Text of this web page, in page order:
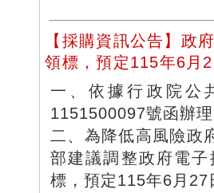
【採購資訊公告】政
領標，預定115年6月
一、依據行政院公
1151500097號函辦理
二、為降低高風險政
部建議調整政府電
標，預定115年6月27